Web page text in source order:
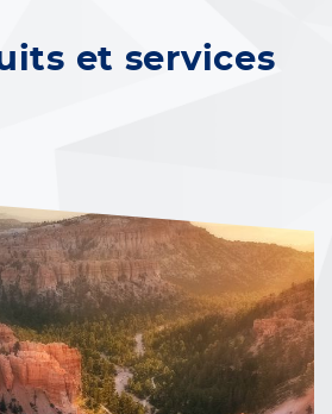
et services